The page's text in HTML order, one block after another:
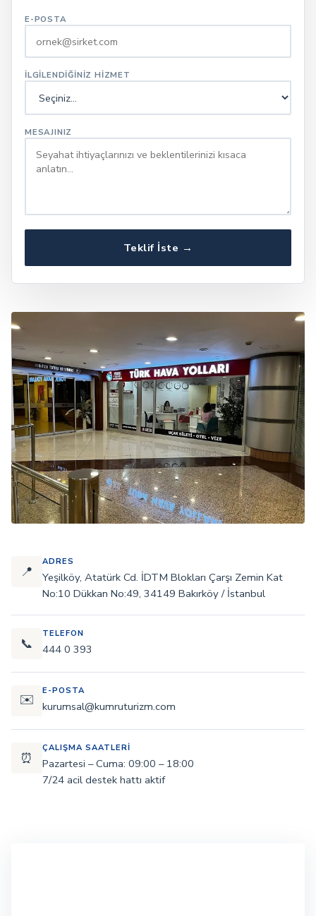
E-POSTA
İLGILENDIĞINIZ HIZMET
MESAJINIZ
Teklif İste →
📍
ADRES
Yeşilköy, Atatürk Cd. İDTM Blokları Çarşı Zemin Kat
No:10 Dükkan No:49, 34149 Bakırköy / İstanbul
📞
TELEFON
444 0 393
✉️
E-POSTA
kurumsal@kumruturizm.com
⏰
ÇALIŞMA SAATLERI
Pazartesi – Cuma: 09:00 – 18:00
7/24 acil destek hattı aktif